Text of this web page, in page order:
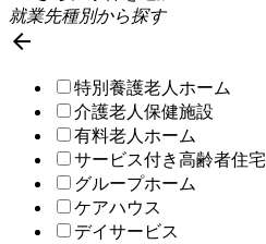
就業先種別から探す

特別養護老人ホーム
介護老人保健施設
有料老人ホーム
サービス付き高齢者住宅
グループホーム
ケアハウス
デイサービス